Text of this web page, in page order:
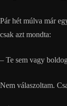
Pár hét múlva már
csak azt mondta:
– Te sem vagy
Nem válaszoltam.